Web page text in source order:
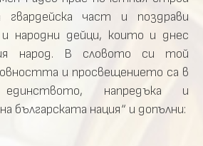
гвардейска част и поздрави
народни дейци, които и днес
народ. В словото си той
и просвещението са в
напредъка и
българската нация“ и допълни: